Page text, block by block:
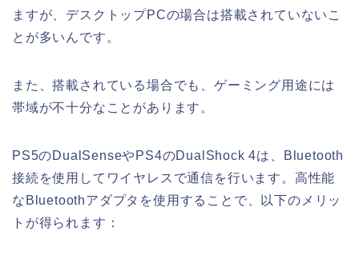
ますが、デスクトップPCの場合は搭載されていないこ
とが多いんです。
また、搭載されている場合でも、ゲーミング用途には
帯域が不十分なことがあります。
PS5のDualSenseやPS4のDualShock 4は、Bluetooth
接続を使用してワイヤレスで通信を行います。高性能
なBluetoothアダプタを使用することで、以下のメリッ
トが得られます：